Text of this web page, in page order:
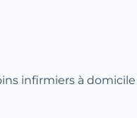
infirmiers à